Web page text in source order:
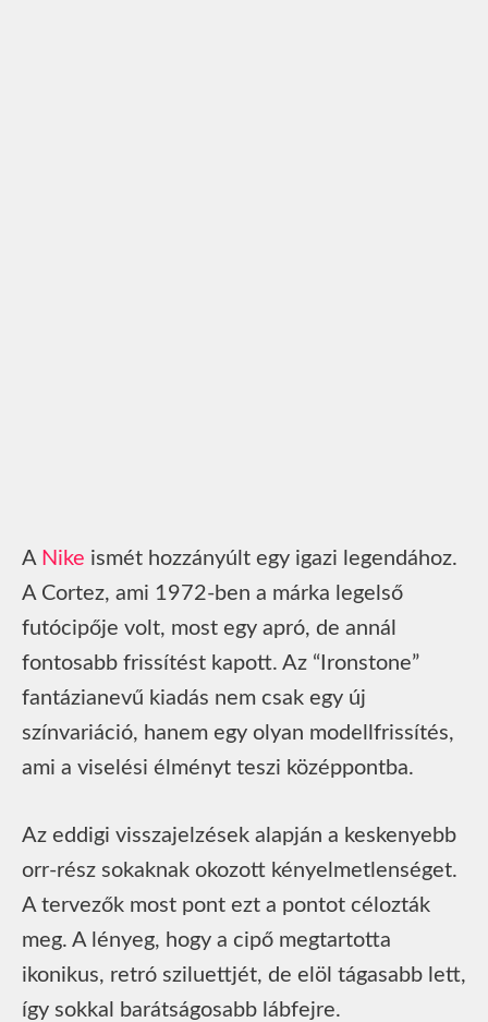
A Nike ismét hozzányúlt egy igazi legendához.
A Cortez, ami 1972-ben a márka legelső
futócipője volt, most egy apró, de annál
fontosabb frissítést kapott. Az “Ironstone”
fantázianevű kiadás nem csak egy új
színvariáció, hanem egy olyan modellfrissítés,
ami a viselési élményt teszi középpontba.
Az eddigi visszajelzések alapján a keskenyebb
orr-rész sokaknak okozott kényelmetlenséget.
A tervezők most pont ezt a pontot célozták
meg. A lényeg, hogy a cipő megtartotta
ikonikus, retró sziluettjét, de elöl tágasabb lett,
így sokkal barátságosabb lábfejre.